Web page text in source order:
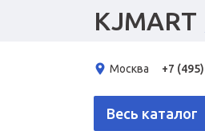
KJMART
Москва +7
Весь каталог